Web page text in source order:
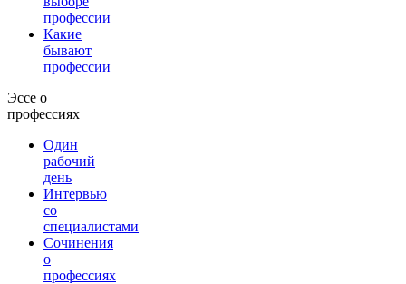
профессии
Какие
бывают
профессии
Эссе о
профессиях
Один
рабочий
день
Интервью
со
специалистами
Сочинения
о
профессиях